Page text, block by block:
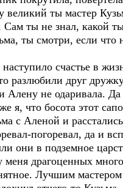
ты мастер
ты не знал, какой
ты смотри, если что
счастье в
разлюбили друг
Алену не одаривала.
я, что босота этот
с Аленой и
погоревал, да и
они в подземное
драгоценных
Лучшим